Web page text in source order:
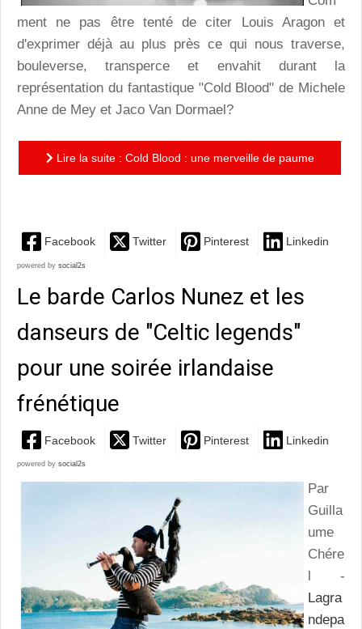
ment ne pas être tenté de citer Louis Aragon et
d'exprimer déjà au plus près ce qui nous traverse,
bouleverse, transperce et envahit durant la
représentation du fantastique "Cold Blood" de Michele
Anne de Mey et Jaco Van Dormael?
Lire la suite : Cold Blood : une merveille de paume
Facebook Twitter Pinterest Linkedin
powered by social2s
Le barde Carlos Nunez et les
danseurs de "Celtic legends"
pour une soirée irlandaise
frénétique
Facebook Twitter Pinterest Linkedin
powered by social2s
Par
Guilla
ume
Chére
l -
Lagra
ndepa